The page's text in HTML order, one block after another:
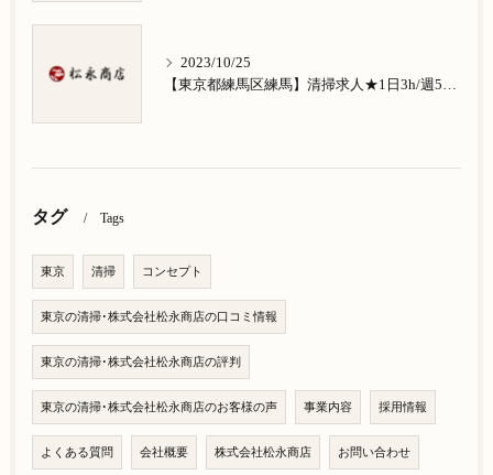
2023/10/25
【東京都練馬区練馬】清掃求人★1日3h/週5日/祝日お休み★南大泉在住の方歓迎
タグ Tags
東京 清掃 コンセプト
東京の清掃･株式会社松永商店の口コミ情報
東京の清掃･株式会社松永商店の評判
東京の清掃･株式会社松永商店のお客様の声 事業内容 採用情報
よくある質問 会社概要 株式会社松永商店 お問い合わせ